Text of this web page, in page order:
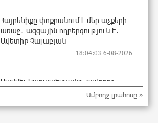
Հայրենիքը փոքրանում է մեր աչքերի
առաջ․ ազգային ողբերգություն է․
Ավետիք Չալաբյան
18:04:03 6-08-2026
Սամվել Կարապետյանը «ամբողջ
հայության խայտառակություն» է
Կաթողիկոսի նկատմամբ
Ամբողջ լրահոսը »